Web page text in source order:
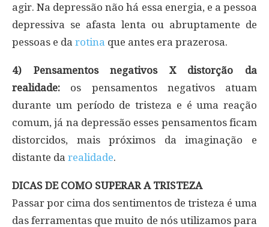
agir. Na depressão não há essa energia, e a pessoa
depressiva se afasta lenta ou abruptamente de
pessoas e da rotina que antes era prazerosa.
4) Pensamentos negativos X distorção da
realidade: os pensamentos negativos atuam
durante um período de tristeza e é uma reação
comum, já na depressão esses pensamentos ficam
distorcidos, mais próximos da imaginação e
distante da realidade.
DICAS DE COMO SUPERAR A TRISTEZA
Passar por cima dos sentimentos de tristeza é uma
das ferramentas que muito de nós utilizamos para